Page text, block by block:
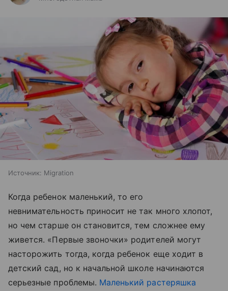
Источник: Migration
Когда ребенок маленький, то его
невнимательность приносит не так много хлопот,
но чем старше он становится, тем сложнее ему
живется. «Первые звоночки» родителей могут
насторожить тогда, когда ребенок еще ходит в
детский сад, но к начальной школе начинаются
серьезные проблемы. Маленький растеряшка